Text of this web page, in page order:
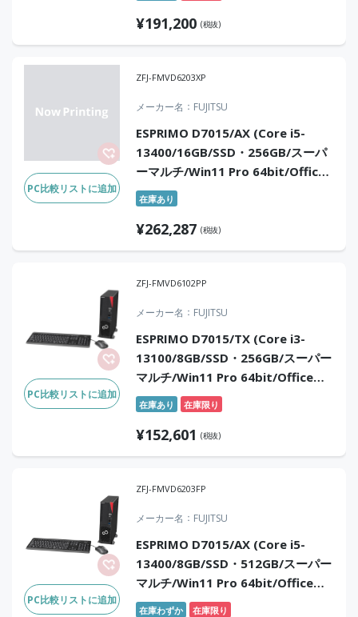
¥191,200 (税抜)
PC比較リストに追加
ZFJ-FMVD6203XP
メーカー名 FUJITSU
ESPRIMO D7015/AX (Core i5-
13400/16GB/SSD・256GB/スーパ
ーマルチ/Win11 Pro 64bit/Office
Home & Business 2024)
在庫あり
¥262,287 (税抜)
PC比較リストに追加
ZFJ-FMVD6102PP
メーカー名 FUJITSU
ESPRIMO D7015/TX (Core i3-
13100/8GB/SSD・256GB/スーパー
マルチ/Win11 Pro 64bit/Office
Home & Business 2024)
在庫あり 在庫限り
¥152,601 (税抜)
PC比較リストに追加
ZFJ-FMVD6203FP
メーカー名 FUJITSU
ESPRIMO D7015/AX (Core i5-
13400/8GB/SSD・512GB/スーパー
マルチ/Win11 Pro 64bit/Office
Home & Business 2024)
在庫わずか 在庫限り